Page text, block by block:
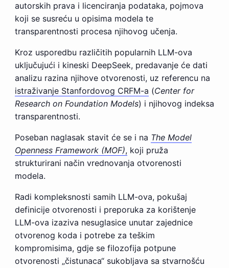
autorskih prava i licenciranja podataka, pojmova
koji se susreću u opisima modela te
transparentnosti procesa njihovog učenja.
Kroz usporedbu različitih popularnih LLM-ova
uključujući i kineski DeepSeek, predavanje će dati
analizu razina njihove otvorenosti, uz referencu na
istraživanje Stanfordovog CRFM-a (Center for
Research on Foundation Models) i njihovog indeksa
transparentnosti.
Poseban naglasak stavit će se i na The Model
Openness Framework (MOF), koji pruža
strukturirani način vrednovanja otvorenosti
modela.
Radi kompleksnosti samih LLM-ova, pokušaj
definicije otvorenosti i preporuka za korištenje
LLM-ova izaziva nesuglasice unutar zajednice
otvorenog koda i potrebe za teškim
kompromisima, gdje se filozofija potpune
otvorenosti „čistunaca“ sukobljava sa stvarnošću